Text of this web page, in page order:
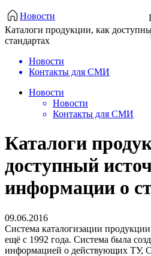
Новости
Каталоги продукции, как
стандартах
Новости
Контакты для СМИ
Новости
Новости
Контакты для СМИ
Каталоги
доступный
информации о
09.06.2016
Система каталогизации
ещё с 1992 года. Система была
информацией о действующих ТУ,